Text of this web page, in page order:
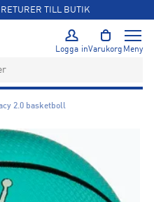
TILL BUTIK
Logga inVarukorg Meny
2.0 basketboll